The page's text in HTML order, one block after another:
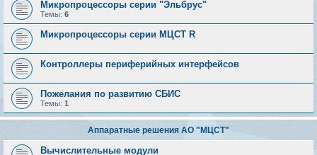
Микропроцессоры серии "Эльбрус"
Темы: 6
Микропроцессоры серии МЦСТ R
Контроллеры периферийных интерфейсов
Пожелания по развитию СБИС
Темы: 1
Аппаратные решения АО "МЦСТ"
Вычислительные модули